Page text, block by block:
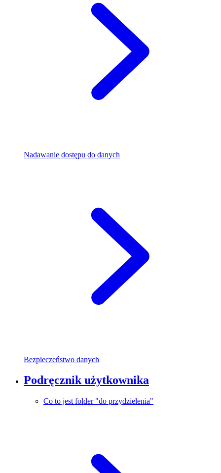
Nadawanie dostępu do danych
Bezpieczeństwo danych
Podręcznik użytkownika
Co to jest folder "do przydzielenia"